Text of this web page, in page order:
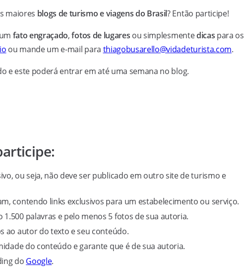
maiores blogs de turismo e viagens do Brasil? Então participe!
fato engraçado,fotos de lugares ou simplesmentedicas para os
ou mande um e-mail para thiagobusarello@vidadeturista.com.
e este poderá entrar em até uma semana no blog.
ou seja, não deve ser publicado em outro site de turismo e
contendo links exclusivos para um estabelecimento ou serviço.
palavras e pelo menos 5 fotos de sua autoria.
ao autor do texto e seu conteúdo.
do conteúdo e garante que é de sua autoria.
do Google.